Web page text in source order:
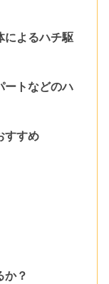
によるハチ駆
ートなどのハ
すすめ
か？